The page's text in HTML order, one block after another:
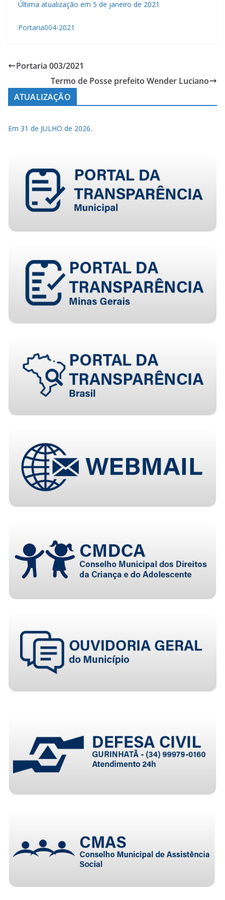
Última atualização em 5 de janeiro de 2021
Portaria004-2021
Portaria 003/2021
Termo de Posse prefeito Wender Luciano
ATUALIZAÇÃO
Em 31 de JULHO de 2026.